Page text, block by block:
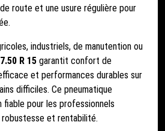
route et une usure régulière pour
industriels, de manutention ou
7.50 R 15 garantit confort de
et performances durables sur
difficiles. Ce pneumatique
pour les professionnels
et rentabilité.